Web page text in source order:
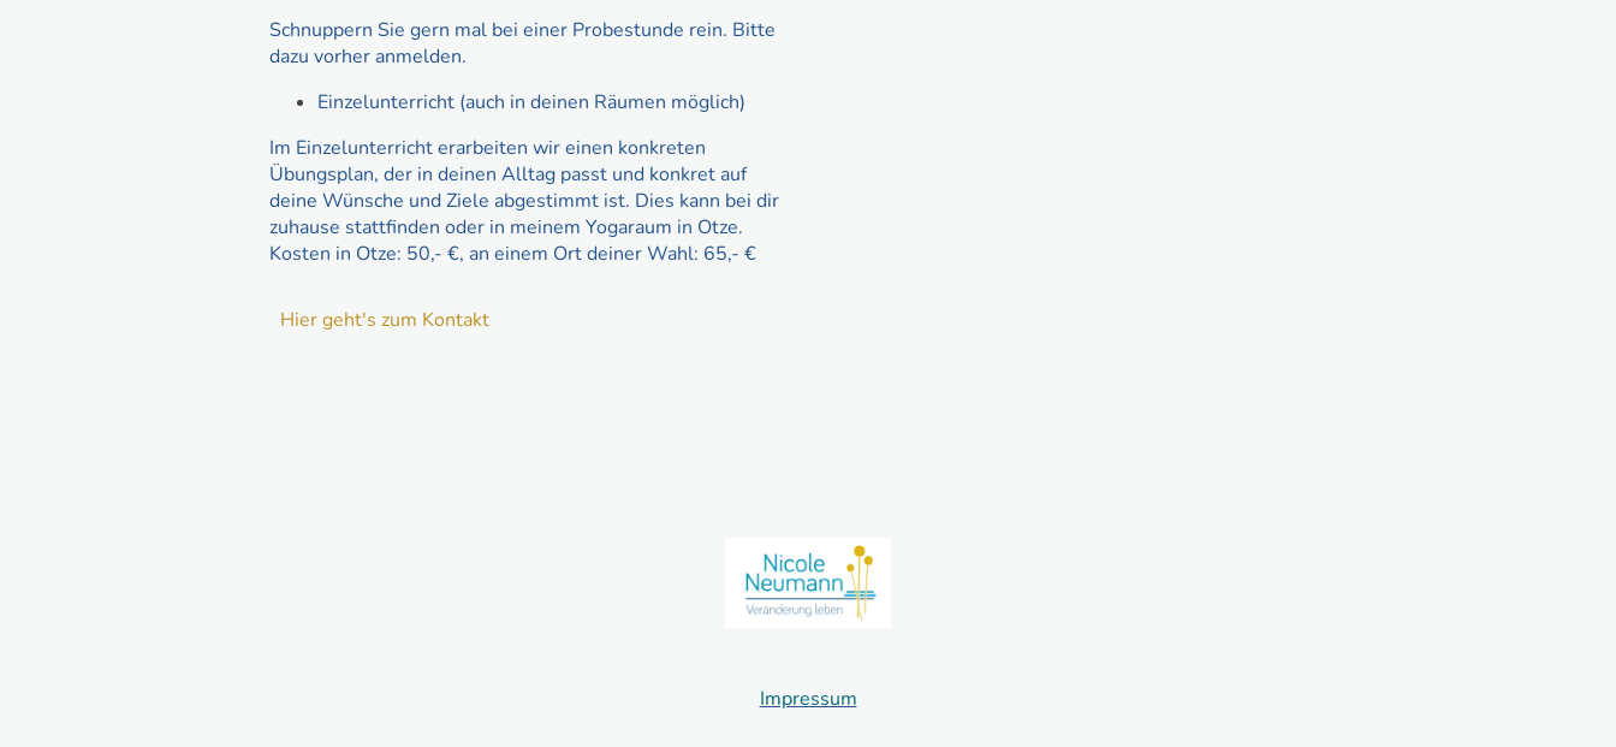
Schnuppern Sie gern mal bei einer Probestunde rein. Bitte
dazu vorher anmelden.
Einzelunterricht (auch in deinen Räumen möglich)
Im Einzelunterricht erarbeiten wir einen konkreten
Übungsplan, der in deinen Alltag passt und konkret auf
deine Wünsche und Ziele abgestimmt ist. Dies kann bei dir
zuhause stattfinden oder in meinem Yogaraum in Otze.
Kosten in Otze: 50,- €, an einem Ort deiner Wahl: 65,- €
Hier geht's zum Kontakt
Impressum